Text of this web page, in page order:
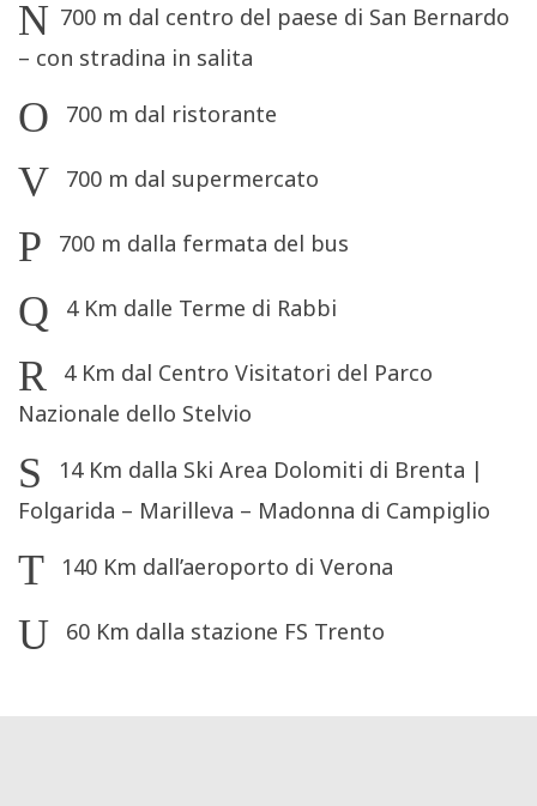
700 m dal centro del paese di San Bernardo
– con stradina in salita
700 m dal ristorante
700 m dal supermercato
700 m dalla fermata del bus
4 Km dalle Terme di Rabbi
4 Km dal Centro Visitatori del Parco
Nazionale dello Stelvio
14 Km dalla Ski Area Dolomiti di Brenta |
Folgarida – Marilleva – Madonna di Campiglio
140 Km dall’aeroporto di Verona
60 Km dalla stazione FS Trento